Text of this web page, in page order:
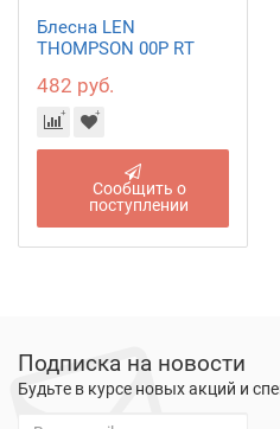
Блесна LEN
THOMPSON 00P RT
482 руб.
Сообщить о
поступлении
Подписка на новости
Будьте в курсе новых акций и